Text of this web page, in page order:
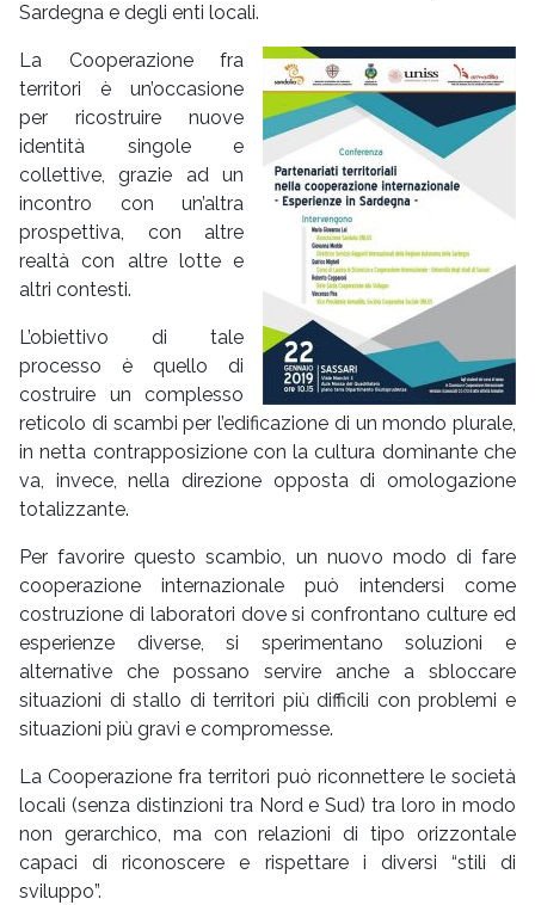
Sardegna e degli enti locali.
La Cooperazione fra
territori è un’occasione
per ricostruire nuove
identità singole e
collettive, grazie ad un
incontro con un’altra
prospettiva, con altre
realtà con altre lotte e
altri contesti.
L’obiettivo di tale
processo è quello di
costruire un complesso
reticolo di scambi per l’edificazione di un mondo plurale,
in netta contrapposizione con la cultura dominante che
va, invece, nella direzione opposta di omologazione
totalizzante.
Per favorire questo scambio, un nuovo modo di fare
cooperazione internazionale può intendersi come
costruzione di laboratori dove si confrontano culture ed
esperienze diverse, si sperimentano soluzioni e
alternative che possano servire anche a sbloccare
situazioni di stallo di territori più difficili con problemi e
situazioni più gravi e compromesse.
La Cooperazione fra territori può riconnettere le società
locali (senza distinzioni tra Nord e Sud) tra loro in modo
non gerarchico, ma con relazioni di tipo orizzontale
capaci di riconoscere e rispettare i diversi “stili di
sviluppo”.